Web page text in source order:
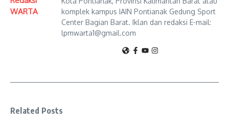
WARTA
komplek kampus IAIN Pontianak Gedung Sport
Center Bagian Barat. Iklan dan redaksi E-mail:
lpmwarta1@gmail.com
Related Posts